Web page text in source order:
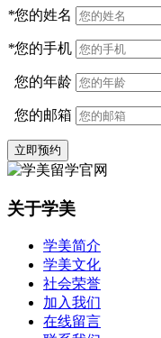
*您的姓名
*您的手机
您的年龄
您的邮箱
立即预约
关于学美
学美简介
学美文化
社会荣誉
加入我们
在线留言